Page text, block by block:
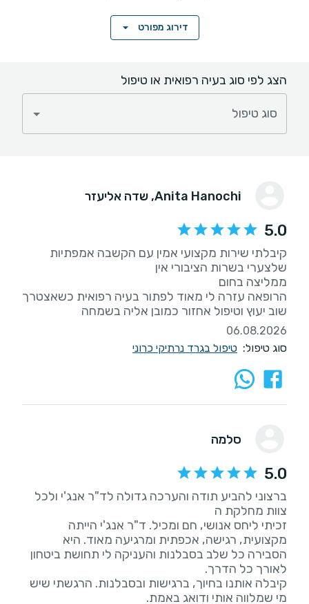
דירוג מפורט
הצג לפי סוג בעיה רפואית או טיפול
סוג טיפול
Anita Hanochi, שדה אליעזר
5.0
קיבלתי שירות מקצועי אמין עם הקשבה אמפתיות
הרופאה עזרה לי מאוד לפתור בעיה רפואית כשאצטרך
שוב יעוץ וטיפול אחזור כמובן אליה בשמחה
06.08.2026
סוג טיפול: טיפול בגרד נרתיקי כרוני
סלמה
5.0
ברצוני להביע תודה והערכה גדולה לד"ר אנג'י ולכל
זכיתי ליחס אנושי, חם ומכיל. ד"ר אנג'י הייתה
מקצועית, רגישה, אכפתית ומרגיעה מאוד. היא
הסבירה כל שלב בסבלנות והעניקה לי תחושת ביטחון
קיבלה אותנו בחיוך, ברגישות ובסבלנות. הרגשתי שיש